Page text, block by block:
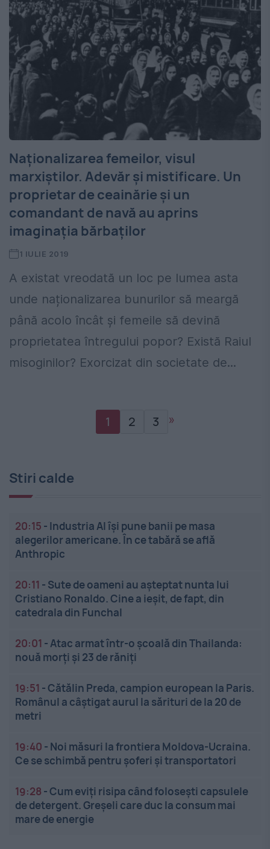
Naționalizarea femeilor, visul
marxiștilor. Adevăr și mistificare. Un
proprietar de ceainărie și un
comandant de navă au aprins
imaginația bărbaților
1 IULIE 2019
A existat vreodată un loc pe lumea asta
unde naționalizarea bunurilor să meargă
până acolo încât și femeile să devină
proprietatea întregului popor? Există Raiul
misoginilor? Exorcizat din societate de...
1 2 3 »
Stiri calde
20:15 - Industria AI își pune banii pe masa
alegerilor americane. În ce tabără se află
Anthropic
20:11 - Sute de oameni au așteptat nunta lui
Cristiano Ronaldo. Cine a ieșit, de fapt, din
catedrala din Funchal
20:01 -Atac armat într-o școală din Thailanda:
nouă morți și 23 de răniți
19:51 -Cătălin Preda, campion european la Paris.
Românul a câștigat aurul la sărituri de la 20 de
metri
19:40 - Noi măsuri la frontiera Moldova-Ucraina.
Ce se schimbă pentru șoferi și transportatori
19:28 -Cum eviți risipa când folosești capsulele
de detergent. Greșeli care duc la consum mai
mare de energie